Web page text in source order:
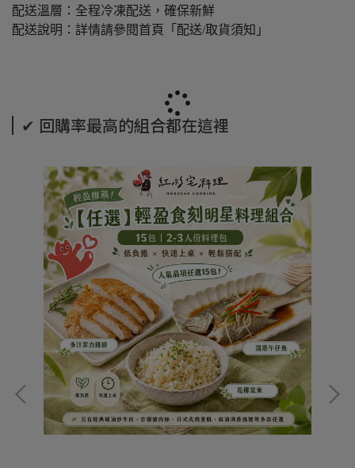
配送溫層：全程冷凍配送，確保新鮮
配送說明：詳情請參閱首頁「配送/取貨須知」
✔ 回購率最高的組合都在這裡